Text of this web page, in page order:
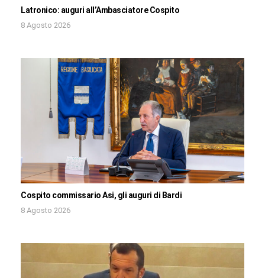
Latronico: auguri all’Ambasciatore Cospito
8 Agosto 2026
Cospito commissario Asi, gli auguri di Bardi
8 Agosto 2026